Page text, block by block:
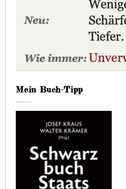
Mein Buch-Tipp